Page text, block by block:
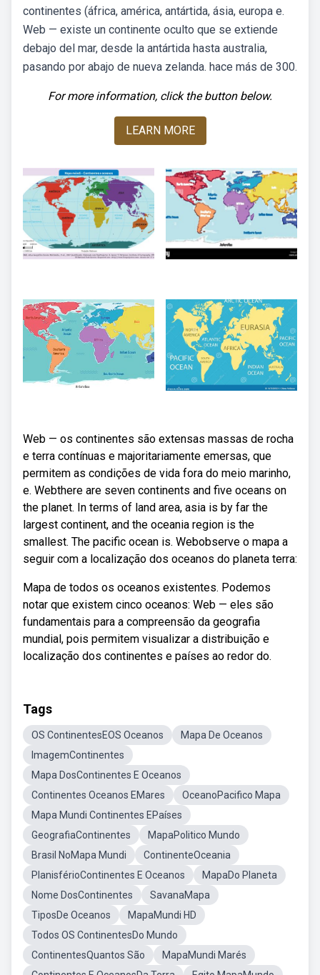
continentes (áfrica, américa, antártida, ásia, europa e.
Web — existe un continente oculto que se extiende
debajo del mar, desde la antártida hasta australia,
pasando por abajo de nueva zelanda. hace más de 300.
For more information, click the button below.
LEARN MORE
Web — os continentes são extensas massas de rocha
e terra contínuas e majoritariamente emersas, que
permitem as condições de vida fora do meio marinho,
e. Webthere are seven continents and five oceans on
the planet. In terms of land area, asia is by far the
largest continent, and the oceania region is the
smallest. The pacific ocean is. Webobserve o mapa a
seguir com a localização dos oceanos do planeta terra:
Mapa de todos os oceanos existentes. Podemos
notar que existem cinco oceanos: Web — eles são
fundamentais para a compreensão da geografia
mundial, pois permitem visualizar a distribuição e
localização dos continentes e países ao redor do.
Tags
OS ContinentesEOS Oceanos
Mapa De Oceanos
ImagemContinentes
Mapa DosContinentes E Oceanos
Continentes Oceanos EMares
OceanoPacifico Mapa
Mapa Mundi Continentes EPaíses
GeografiaContinentes
MapaPolitico Mundo
Brasil NoMapa Mundi
ContinenteOceania
PlanisférioContinentes E Oceanos
MapaDo Planeta
Nome DosContinentes
SavanaMapa
TiposDe Oceanos
MapaMundi HD
Todos OS ContinentesDo Mundo
ContinentesQuantos São
MapaMundi Marés